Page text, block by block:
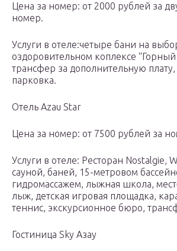
Цена за номер: от 2000 рублей за
номер.
Услуги в отеле:четыре бани на
оздоровительном коплексе
трансфер за дополнительную
парковка.
Отель Azau Star
Цена за номер: от 7500 рублей за
Услуги в отеле: Ресторан Nostalgie,
сауной, баней, 15-метровом
гидромассажем, лыжная школа,
лыж, детская игровая площадка,
теннис, экскурсионное бюро,
Гостиница Sky Азау